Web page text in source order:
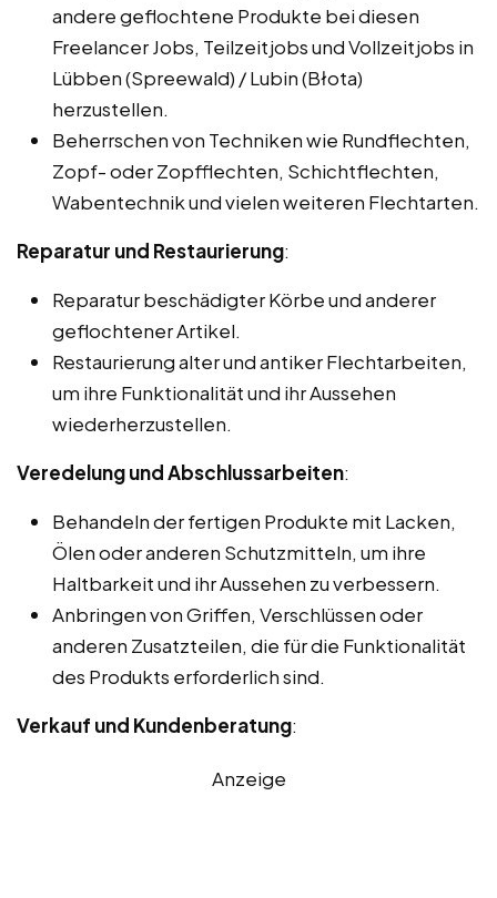
andere geflochtene Produkte bei diesen
Freelancer Jobs, Teilzeitjobs und Vollzeitjobs in
Lübben (Spreewald) / Lubin (Błota)
herzustellen.
Beherrschen von Techniken wie Rundflechten,
Zopf- oder Zopfflechten, Schichtflechten,
Wabentechnik und vielen weiteren Flechtarten.
Reparatur und Restaurierung:
Reparatur beschädigter Körbe und anderer
geflochtener Artikel.
Restaurierung alter und antiker Flechtarbeiten,
um ihre Funktionalität und ihr Aussehen
wiederherzustellen.
Veredelung und Abschlussarbeiten:
Behandeln der fertigen Produkte mit Lacken,
Ölen oder anderen Schutzmitteln, um ihre
Haltbarkeit und ihr Aussehen zu verbessern.
Anbringen von Griffen, Verschlüssen oder
anderen Zusatzteilen, die für die Funktionalität
des Produkts erforderlich sind.
Verkauf und Kundenberatung:
Anzeige